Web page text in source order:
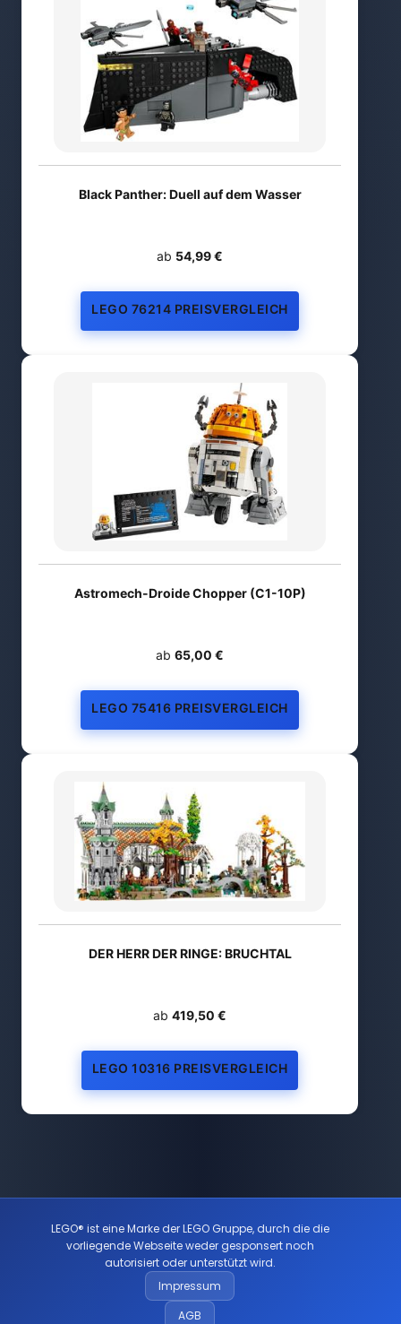
Black Panther: Duell auf dem Wasser
ab 54,99 €
LEGO 76214 PREISVERGLEICH
Astromech-Droide Chopper (C1-10P)
ab 65,00 €
LEGO 75416 PREISVERGLEICH
DER HERR DER RINGE: BRUCHTAL
ab 419,50 €
LEGO 10316 PREISVERGLEICH
LEGO® ist eine Marke der LEGO Gruppe, durch die die
vorliegende Webseite weder gesponsert noch
autorisiert oder unterstützt wird.
Impressum
AGB